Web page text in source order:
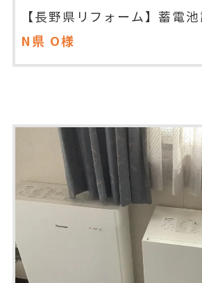
【長野県リフォーム】蓄電
N県 O様